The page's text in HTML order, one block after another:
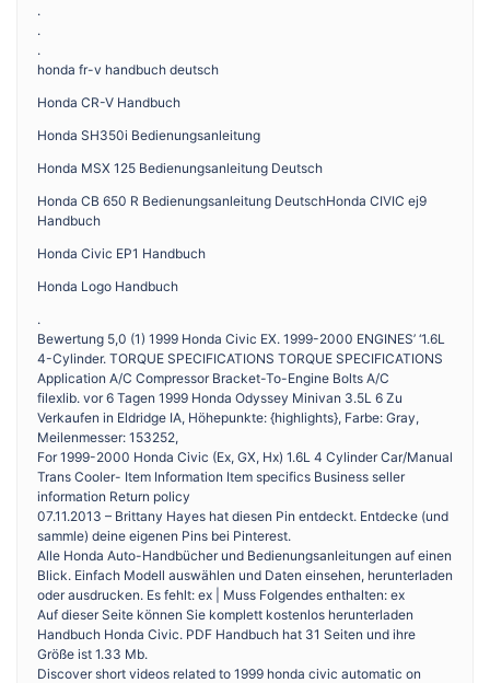
.
.
.
honda fr-v handbuch deutsch
Honda CR-V Handbuch
Honda SH350i Bedienungsanleitung
Honda MSX 125 Bedienungsanleitung Deutsch
Honda CB 650 R Bedienungsanleitung DeutschHonda CIVIC ej9
Handbuch
Honda Civic EP1 Handbuch
Honda Logo Handbuch
.
Bewertung 5,0 (1) 1999 Honda Civic EX. 1999-2000 ENGINES’ ‘1.6L
4-Cylinder. TORQUE SPECIFICATIONS TORQUE SPECIFICATIONS
Application A/C Compressor Bracket-To-Engine Bolts A/C
filexlib. vor 6 Tagen 1999 Honda Odyssey Minivan 3.5L 6 Zu
Verkaufen in Eldridge IA, Höhepunkte: {highlights}, Farbe: Gray,
Meilenmesser: 153252,
For 1999-2000 Honda Civic (Ex, GX, Hx) 1.6L 4 Cylinder Car/Manual
Trans Cooler- Item Information Item specifics Business seller
information Return policy
07.11.2013 – Brittany Hayes hat diesen Pin entdeckt. Entdecke (und
sammle) deine eigenen Pins bei Pinterest.
Alle Honda Auto-Handbücher und Bedienungsanleitungen auf einen
Blick. Einfach Modell auswählen und Daten einsehen, herunterladen
oder ausdrucken. Es fehlt: ex | Muss Folgendes enthalten: ex
Auf dieser Seite können Sie komplett kostenlos herunterladen
Handbuch Honda Civic. PDF Handbuch hat 31 Seiten und ihre
Größe ist 1.33 Mb.
Discover short videos related to 1999 honda civic automatic on